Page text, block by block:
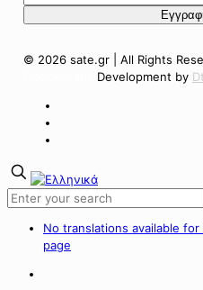
© 2026 sate.gr | All Rights
Development by
No translations available for
page